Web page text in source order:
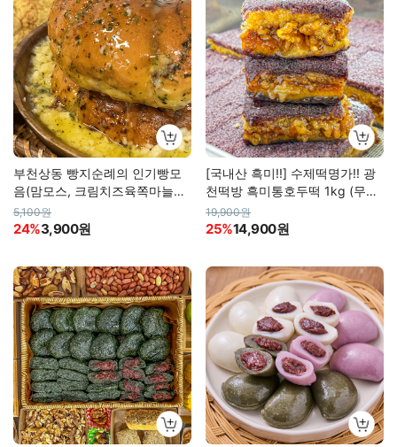
부천상동 빵지순례의 인기빵모
음(맘모스, 크림치즈육쪽마늘빵,
호두단팥빵, 우유소금빵)
5,100원
24%3,900원
[국내산 흑미!!] 수제떡명가!! 광
천떡방 흑미통호두떡 1kg (무료
배송)
19,900원
25%14,900원